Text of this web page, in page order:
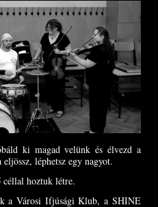
ki magad velünk és élvezd a
léphetsz egy nagyot.
céllal hoztuk létre.
a Városi Ifjúsági Klub, a SHINE